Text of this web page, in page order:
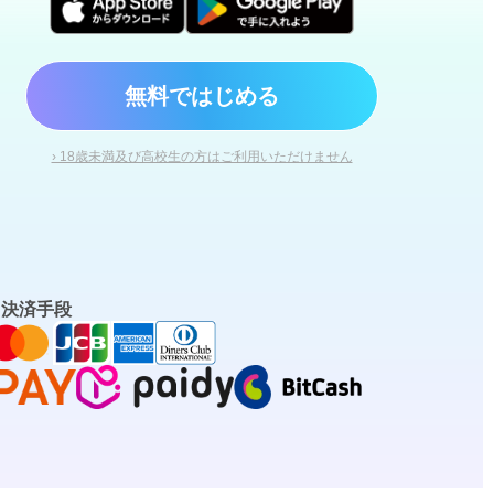
無料ではじめる
› 18歳未満及び高校生の方はご利用いただけません
決済手段